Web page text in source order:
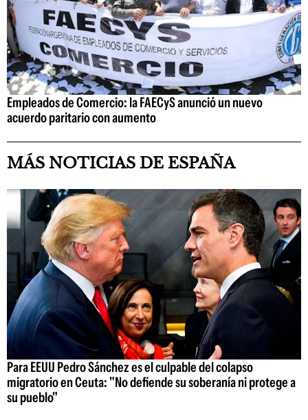
Empleados de Comercio: la FAECyS anunció un nuevo
acuerdo paritario con aumento
MÁS NOTICIAS DE ESPAÑA
Para EEUU Pedro Sánchez es el culpable del colapso
migratorio en Ceuta: "No defiende su soberanía ni protege a
su pueblo"